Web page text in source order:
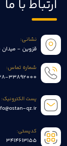
ارتباط با ما
نشانی:
قزوین - میدان
شماره تماس:
33892000
پست الکترونیک:
qz.ir
کدپستی:
3414613155